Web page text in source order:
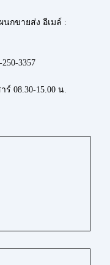
นกขายส่ง อีเมล์ :
3357
08.30-15.00 น.